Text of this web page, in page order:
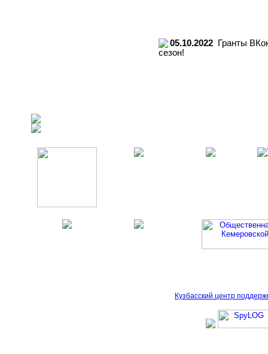
05.10.2022 Гранты
сезон!
Кузбасский центр